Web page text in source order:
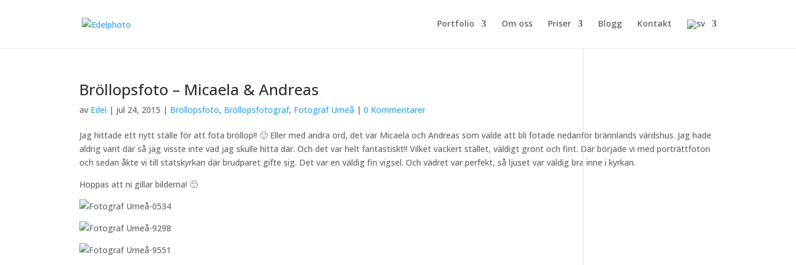
Portfolio Om oss Priser Blogg Kontakt
Bröllopsfoto – Micaela & Andreas
av Edel | jul 24, 2015 | Bröllopsfoto, Bröllopsfotograf, Fotograf Umeå |0 Kommentarer
Jag hittade ett nytt ställe för att fota bröllop!! 🙂 Eller med andra ord, det var Micaela och Andreas som valde att bli fotade nedanför brännlands värdshus. Jag hade
aldrig varit där så jag visste inte vad jag skulle hitta där. Och det var helt fantastiskt!! Vilket vackert stället, väldigt grönt och fint. Där började vi med porträttfoton
och sedan åkte vi till statskyrkan där brudparet gifte sig. Det var en väldig fin vigsel. Och vädret var perfekt, så ljuset var väldig bra inne i kyrkan.
Hoppas att ni gillar bilderna! 🙂